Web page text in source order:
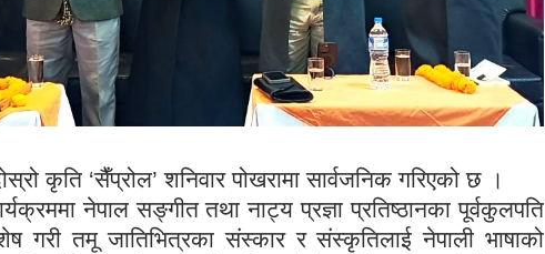
कृति ‘सैँप्रोल’ शनिवार पोखरामा सार्वजनिक गरिएको छ ।
नेपाल सङ्गीत तथा नाट्य प्रज्ञा प्रतिष्ठानका पूर्वकुलपति
तमू जातिभित्रका संस्कार र संस्कृतिलाई नेपाली भाषाको